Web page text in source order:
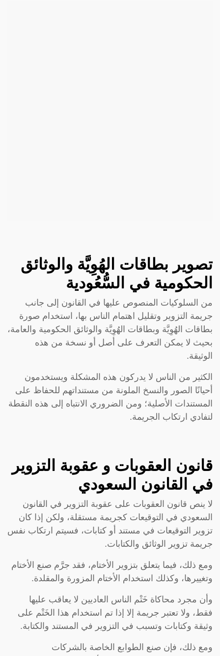
تصوير بطاقات الهُوِيَّة والوثائق
الحكومية في السُّعُودية
من السلوكيات المنصوص عليها في القانون إلى جانب
جريمة التزوير وتقليل اهتمام الناس بها، استخدام صورة
بطاقات الهُوِيَّة وبطاقات الهُوِيَّة والوثائق الحكومية والعامة،
بحيث لا يمكن التعرف على أصل أو نسخة من هذه
الوثيقة.
الكثير من الناس لا يدركون هذه المشكلة ويستخدمون
أحيانًا الصور والنسخ الملونة من مستنداتهم للحفاظ على
المستندات الأصلية؛ ومن الضروري الانتباه إلى هذه النقطة
لتفادي ارتكاب الجريمة.
قانون العقوبات و عقوبة التزوير
في القانون السعودي
لا ينص قانون العقوبات على عقوبة التزوير في القانون
السعودي في التوقيعات كجريمة مستقلة، ولكن إذا كان
تزوير التوقيعات في مستند أو كتابات، فسيتم ارتكاب نفس
جريمة تزوير الوثائق والكتابات.
ومع ذلك، فيما يتعلق بتزوير الأختام، فقد جرَّم صنع الأختام
وتغييرها، وكذلك استخدام الأختام المزورة والمقلدة.
وأن مجرد محاكاة خَتْم الناس العاديين لا يعاقب عليها
فقط، ولا تعتبر جريمة إلا إذا تم استخدام هذا الخَتْم على
وثيقة وكتابات وتسبب في التزوير في المستند والكتابة.
ومع ذلك، فإن صنع الطوابع الخاصة بالشركات